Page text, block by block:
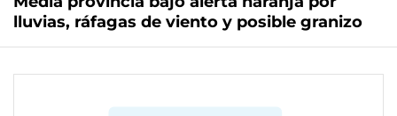
lluvias, ráfagas de viento y posible granizo